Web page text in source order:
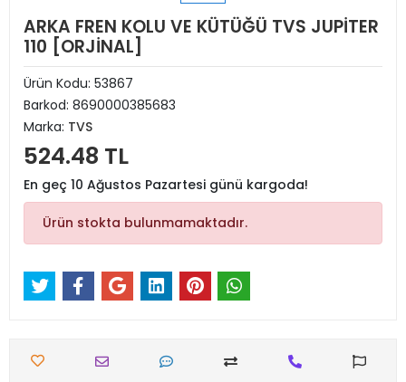
ARKA FREN KOLU VE KÜTÜĞÜ TVS JUPİTER
110 [ORJİNAL]
Ürün Kodu: 53867
Barkod: 8690000385683
Marka: TVS
524.48 TL
En geç 10 Ağustos Pazartesi günü kargoda!
Ürün stokta bulunmamaktadır.